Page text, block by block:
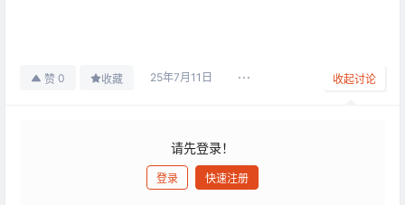
赞 0 收藏 25年7月11日 收起讨论
请先登录！
登录 快速注册